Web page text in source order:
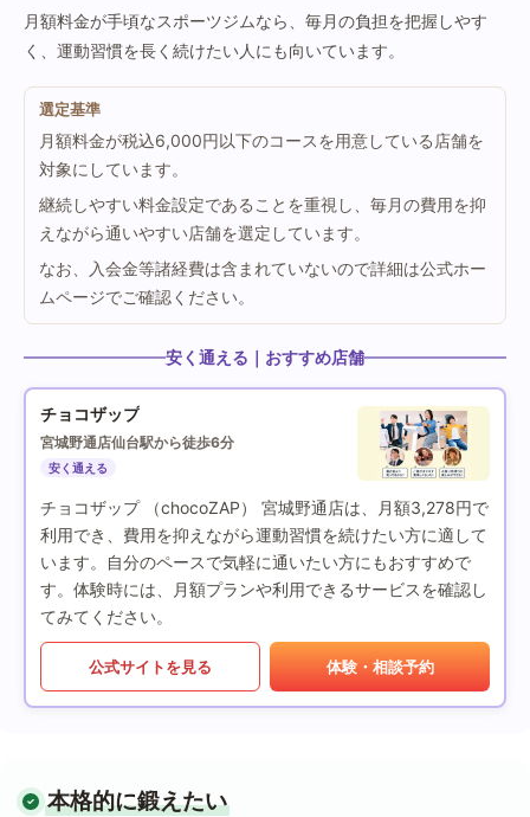
月額料金が手頃なスポーツジムなら、毎月の負担を把握しやす
く、運動習慣を長く続けたい人にも向いています。
選定基準
月額料金が税込6,000円以下のコースを用意している店舗を
対象にしています。
継続しやすい料金設定であることを重視し、毎月の費用を抑
えながら通いやすい店舗を選定しています。
なお、入会金等諸経費は含まれていないので詳細は公式ホー
ムページでご確認ください。
安く通える｜おすすめ店舗
チョコザップ
宮城野通店仙台駅から徒歩6分
安く通える
チョコザップ （chocoZAP） 宮城野通店は、月額3,278円で
利用でき、費用を抑えながら運動習慣を続けたい方に適して
います。自分のペースで気軽に通いたい方にもおすすめで
す。体験時には、月額プランや利用できるサービスを確認し
てみてください。
公式サイトを見る 体験・相談予約
本格的に鍛えたい